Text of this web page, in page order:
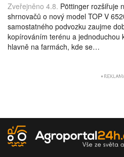
Zveřejněno 4.8. Pöttinger rozšiřuje
shrnovačů o nový model TOP V
samostatného podvozku zaujme
kopírováním terénu a jednoduchou
hlavně na farmách, kde se…